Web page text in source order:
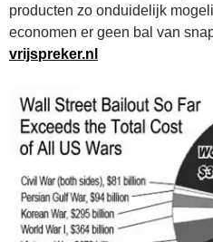
producten zo onduidelijk
economen er geen bal van
vrijspreker.nl